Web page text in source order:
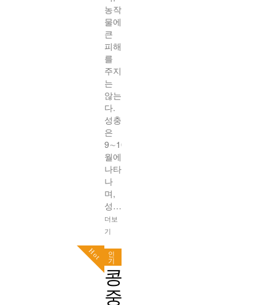
농작
물에
큰
피해
를
주지
는
않는
다.
성충
은
9∼10
월에
나타
나
며,
성…
더보
기
Hot
인
기
콩
중